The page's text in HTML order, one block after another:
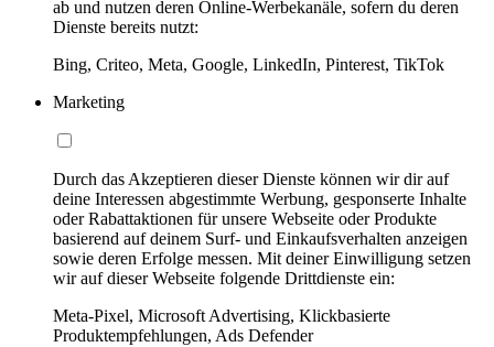
ab und nutzen deren Online-Werbekanäle, sofern du deren
Dienste bereits nutzt:
Bing, Criteo, Meta, Google, LinkedIn, Pinterest, TikTok
Marketing
Durch das Akzeptieren dieser Dienste können wir dir auf
deine Interessen abgestimmte Werbung, gesponserte Inhalte
oder Rabattaktionen für unsere Webseite oder Produkte
basierend auf deinem Surf- und Einkaufsverhalten anzeigen
sowie deren Erfolge messen. Mit deiner Einwilligung setzen
wir auf dieser Webseite folgende Drittdienste ein:
Meta-Pixel, Microsoft Advertising, Klickbasierte
Produktempfehlungen, Ads Defender